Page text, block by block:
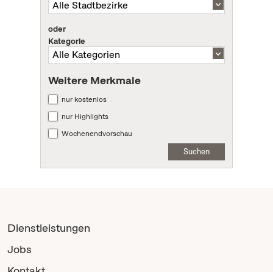
oder
Kategorie
Weitere Merkmale
nur kostenlos
nur Highlights
Wochenendvorschau
Suchen
Dienstleistungen
Jobs